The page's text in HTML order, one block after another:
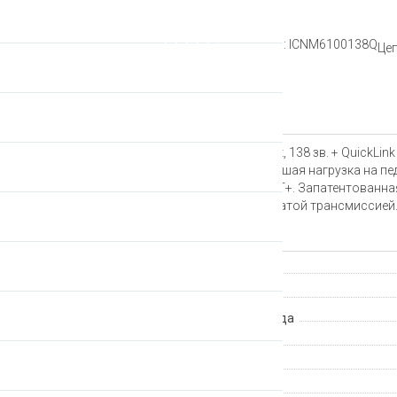
Рейтинг: Артикул: ICNM6100138Q
Цепь Shimano CN-M6100, 12ск, 138 зв. +
переключение передач и меньшая нагрузка на
DYNAMIC CHAIN ENGAGEMENT+.
Совместимость с 12-ступенчатой трансмиссией.
Группа компонентов
Количество скоростей привода
Производитель
Артикул